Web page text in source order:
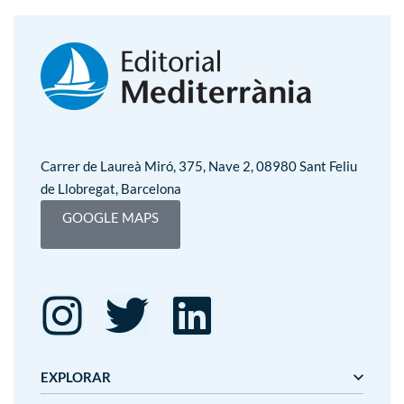
Carrer de Laureà Miró, 375, Nave 2, 08980 Sant Feliu
de Llobregat, Barcelona
GOOGLE MAPS
EXPLORAR